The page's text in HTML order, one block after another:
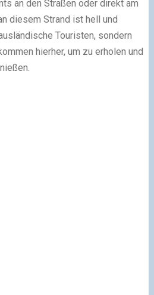
an den Straßen oder direkt am
diesem Strand ist hell und
Touristen, sondern
hierher, um zu erholen und